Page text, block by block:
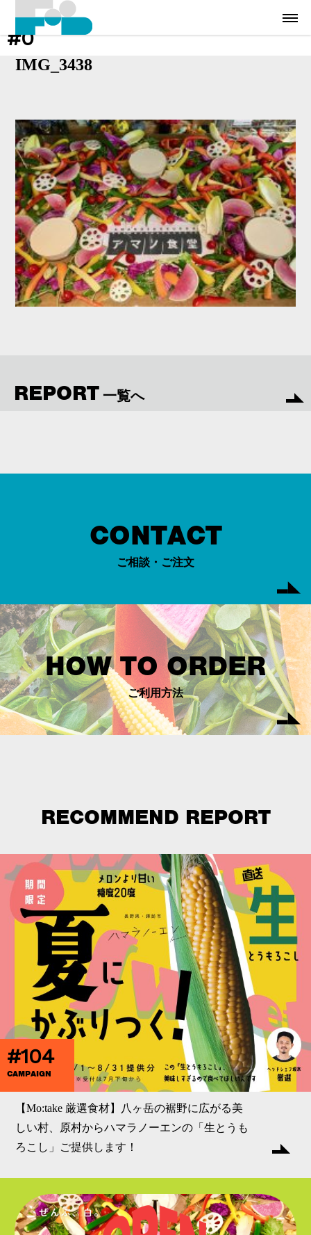
#0
IMG_3438
REPORT 一覧へ
CONTACT
ご相談・ご注文
HOW TO ORDER
ご利用方法
RECOMMEND REPORT
#104
CAMPAIGN
【Mo:take 厳選食材】八ヶ岳の裾野に広がる美
しい村、原村からハマラノーエンの「生とうも
ろこし」ご提供します！